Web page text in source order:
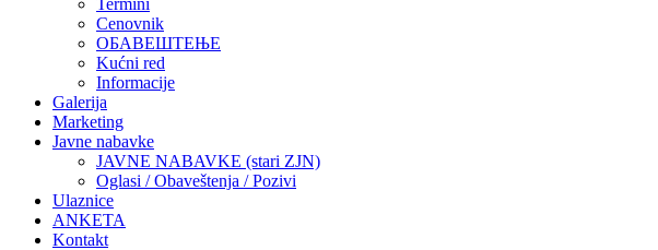
Termini
Cenovnik
ОБАВЕШТЕЊЕ
Kućni red
Informacije
Galerija
Marketing
Javne nabavke
JAVNE NABAVKE (stari ZJN)
Oglasi / Obaveštenja / Pozivi
Ulaznice
ANKETA
Kontakt